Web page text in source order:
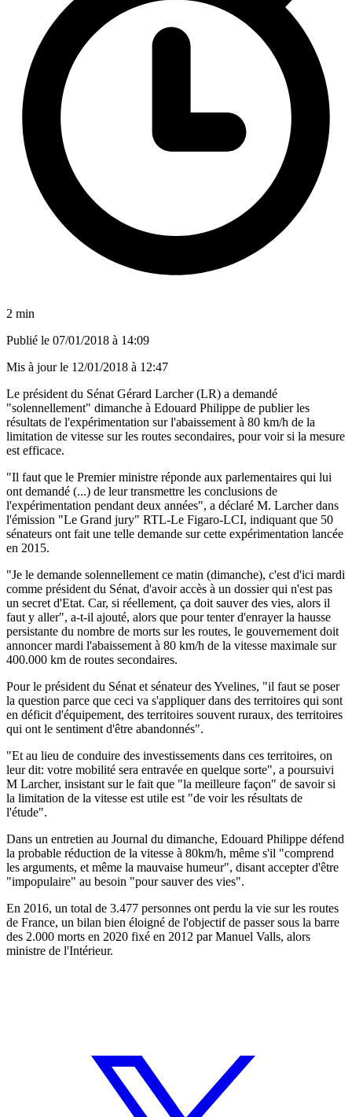
2 min
Publié le 07/01/2018 à 14:09
Mis à jour le 12/01/2018 à 12:47
Le président du Sénat Gérard Larcher (LR) a demandé
"solennellement" dimanche à Edouard Philippe de publier les
résultats de l'expérimentation sur l'abaissement à 80 km/h de la
limitation de vitesse sur les routes secondaires, pour voir si la mesure
est efficace.
"Il faut que le Premier ministre réponde aux parlementaires qui lui
ont demandé (...) de leur transmettre les conclusions de
l'expérimentation pendant deux années", a déclaré M. Larcher dans
l'émission "Le Grand jury" RTL-Le Figaro-LCI, indiquant que 50
sénateurs ont fait une telle demande sur cette expérimentation lancée
en 2015.
"Je le demande solennellement ce matin (dimanche), c'est d'ici mardi
comme président du Sénat, d'avoir accès à un dossier qui n'est pas
un secret d'Etat. Car, si réellement, ça doit sauver des vies, alors il
faut y aller", a-t-il ajouté, alors que pour tenter d'enrayer la hausse
persistante du nombre de morts sur les routes, le gouvernement doit
annoncer mardi l'abaissement à 80 km/h de la vitesse maximale sur
400.000 km de routes secondaires.
Pour le président du Sénat et sénateur des Yvelines, "il faut se poser
la question parce que ceci va s'appliquer dans des territoires qui sont
en déficit d'équipement, des territoires souvent ruraux, des territoires
qui ont le sentiment d'être abandonnés".
"Et au lieu de conduire des investissements dans ces territoires, on
leur dit: votre mobilité sera entravée en quelque sorte", a poursuivi
M Larcher, insistant sur le fait que "la meilleure façon" de savoir si
la limitation de la vitesse est utile est "de voir les résultats de
l'étude".
Dans un entretien au Journal du dimanche, Edouard Philippe défend
la probable réduction de la vitesse à 80km/h, même s'il "comprend
les arguments, et même la mauvaise humeur", disant accepter d'être
"impopulaire" au besoin "pour sauver des vies".
En 2016, un total de 3.477 personnes ont perdu la vie sur les routes
de France, un bilan bien éloigné de l'objectif de passer sous la barre
des 2.000 morts en 2020 fixé en 2012 par Manuel Valls, alors
ministre de l'Intérieur.